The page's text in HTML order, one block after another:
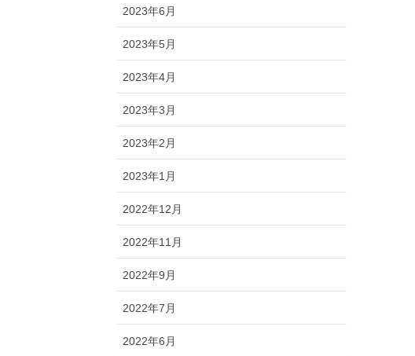
2023年6月
2023年5月
2023年4月
2023年3月
2023年2月
2023年1月
2022年12月
2022年11月
2022年9月
2022年7月
2022年6月